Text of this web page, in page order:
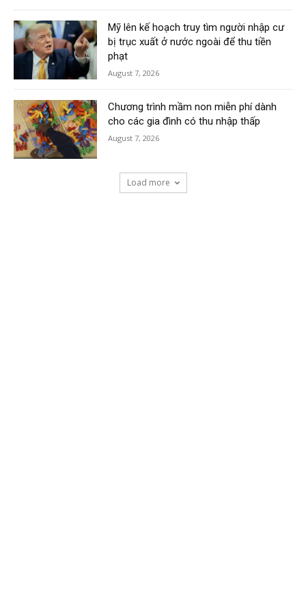
Mỹ lên kế hoạch truy tìm người nhập cư
bị trục xuất ở nước ngoài để thu tiền
phạt
August 7, 2026
Chương trình mầm non miễn phí dành
cho các gia đình có thu nhập thấp
August 7, 2026
Load more